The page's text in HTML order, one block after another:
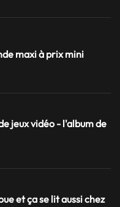
maxi à prix mini
jeux vidéo - l'album de
et ça se lit aussi chez